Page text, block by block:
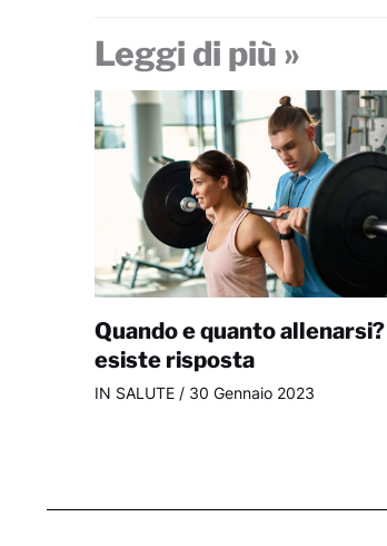
Leggi di più »
Quando e quanto
esiste risposta
IN SALUTE/ 30 Gennaio 2023